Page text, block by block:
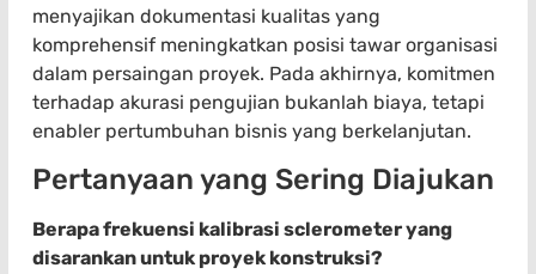
menyajikan dokumentasi kualitas yang
komprehensif meningkatkan posisi tawar organisasi
dalam persaingan proyek. Pada akhirnya, komitmen
terhadap akurasi pengujian bukanlah biaya, tetapi
enabler pertumbuhan bisnis yang berkelanjutan.
Pertanyaan yang Sering Diajukan
Berapa frekuensi kalibrasi sclerometer yang
disarankan untuk proyek konstruksi?